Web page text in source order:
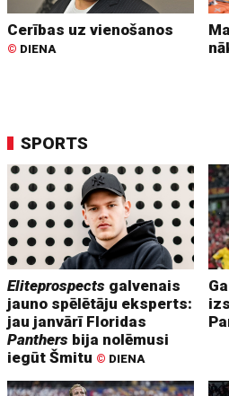
Cerības uz vienošanos
© DIENA
SPORTS
Eliteprospects galvenais
jauno spēlētāju eksperts:
jau janvārī Floridas
Panthers bija nolēmusi
iegūt Šmitu © DIENA